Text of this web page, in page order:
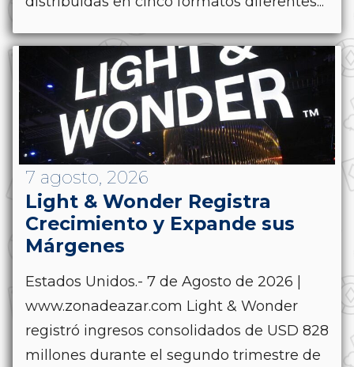
7 agosto, 2026
Light & Wonder Registra
Crecimiento y Expande sus
Márgenes
Estados Unidos.- 7 de Agosto de 2026 |
www.zonadeazar.com Light & Wonder
registró ingresos consolidados de USD 828
millones durante el segundo trimestre de